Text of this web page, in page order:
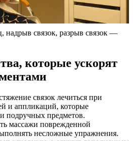
надрыв связок, разрыв связок —
которые ускорят
связок лечиться при
и аппликаций, которые
подручных предметов.
массажи поврежденной
несложные упражнения.